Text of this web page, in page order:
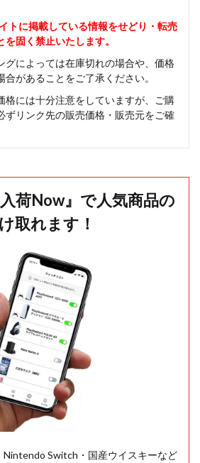
トに掲載している情報をせどり・転売
固く禁止いたします。
グによっては在庫切れの場合や、価格
があることをご了承ください。
格には十分注意をしていますが、ご購
ずリンク先の販売価格・販売元をご確
荷Now』で人気商品の
取れます！
Nintendo Switch・国産ウイスキーなど